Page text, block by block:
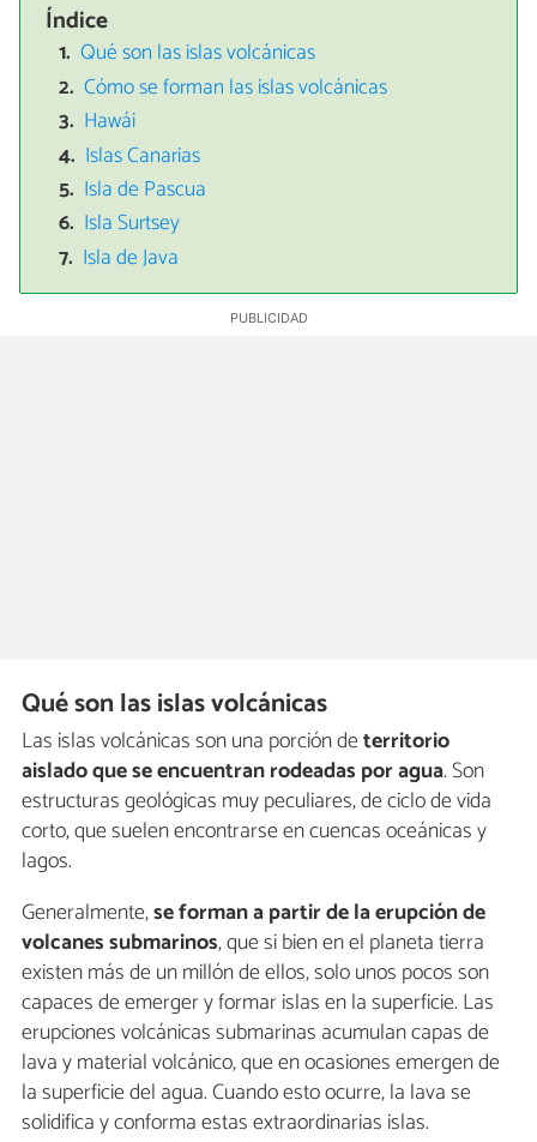
Índice
Qué son las islas volcánicas
Cómo se forman las islas volcánicas
Hawái
Islas Canarias
Isla de Pascua
Isla Surtsey
Isla de Java
Qué son las islas volcánicas
Las islas volcánicas son una porción deterritorio
aislado que se encuentran rodeadas por agua. Son
estructuras geológicas muy peculiares, de ciclo de vida
corto, que suelen encontrarse en cuencas oceánicas y
lagos.
Generalmente,se forman a partir de la erupción de
volcanes submarinos, que si bien en el planeta tierra
existen más de un millón de ellos, solo unos pocos son
capaces de emerger y formar islas en la superficie. Las
erupciones volcánicas submarinas acumulan capas de
lava y material volcánico, que en ocasiones emergen de
la superficie del agua. Cuando esto ocurre, la lava se
solidifica y conforma estas extraordinarias islas.